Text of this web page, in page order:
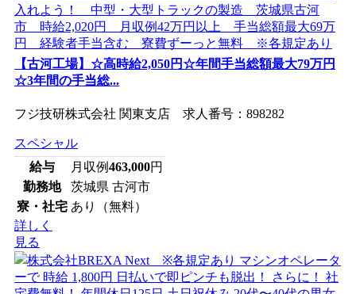
【古河工場】☆高時給2,050円☆年間手当総額最大79万円
☆3年間の手当総...
フジ技研株式会社 関東支店 求人番号：898282
スペシャル
給与
月収例463,000円
勤務地
茨城県 古河市
寮・社宅 あり（無料）
詳しく
見る